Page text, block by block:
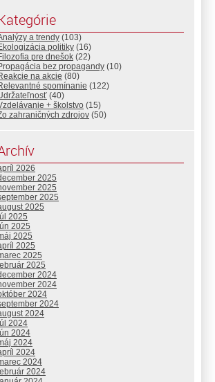
a trendy (103)
politiky (16)
pre dnešok (22)
bez propagandy (10)
na akcie (80)
spomínanie (122)
(40)
+ školstvo (15)
zahraničných zdrojov (50)
2026
2025
2025
2025
2025
2025
2025
2025
2025
2025
2025
2024
2024
2024
2024
2024
2024
2024
2024
2024
2024
2024